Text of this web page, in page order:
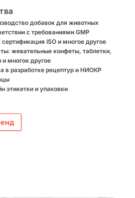
добавок для животных
с требованиями GMP
ISO и многое другое
жевательные конфеты, таблетки,
многое другое
в разработке рецептур и НИОКР
этикетки и упаковки